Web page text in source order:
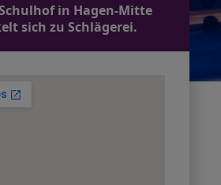
in Hagen-Mitte
sich zu Schlägerei.